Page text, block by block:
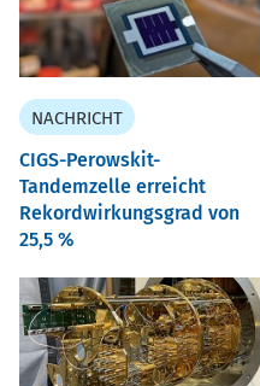
NACHRICHT
CIGS-Perowskit-
Tandemzelle erreicht
Rekordwirkungsgrad von
25,5 %